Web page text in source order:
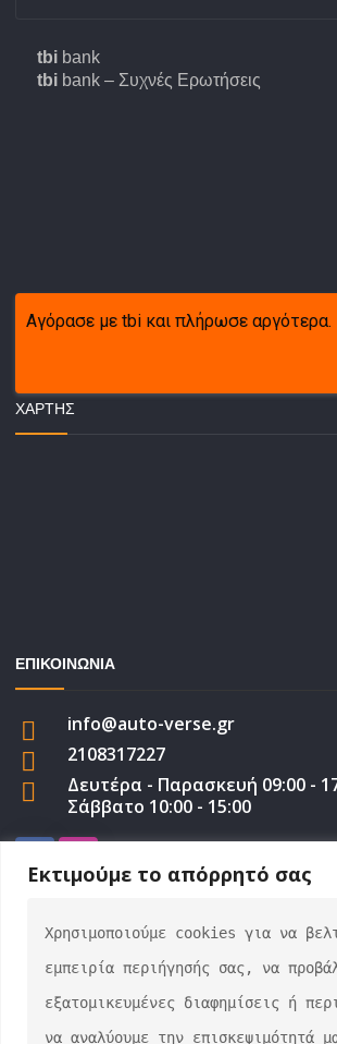
Εκτιμούμε το απόρρητό σας
Χρησιμοποιούμε cookies για να
εμπειρία περιήγησής σας, να
εξατομικευμένες διαφημίσεις ή
να αναλύουμε την επισκεψιμότητά
tbi bank
tbi bank – Συχνές Ερωτήσεις
Αγόρασε με tbi και πλήρωσε αργότερα.
ΧΆΡΤΗΣ
ΕΠΙΚΟΙΝΩΝΙΑ
info@auto-verse.gr
2108317227
Δευτέρα - Παρασκευή 09:00 -
Σάββατο 10:00 - 15:00
auto-verse.gr ©2022 | Development
Efstratiou